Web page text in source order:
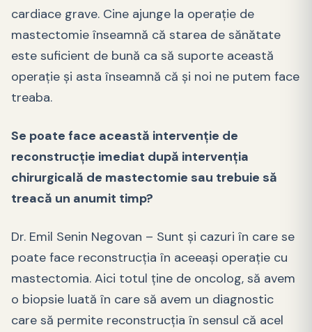
cardiace grave. Cine ajunge la operație de
mastectomie înseamnă că starea de sănătate
este suficient de bună ca să suporte această
operație și asta înseamnă că și noi ne putem face
treaba.
Se poate face această intervenție de
reconstrucție imediat după intervenția
chirurgicală de mastectomie sau trebuie să
treacă un anumit timp?
Dr. Emil Senin Negovan – Sunt și cazuri în care se
poate face reconstrucția în aceeași operație cu
mastectomia. Aici totul ține de oncolog, să avem
o biopsie luată în care să avem un diagnostic
care să permite reconstrucția în sensul că acel